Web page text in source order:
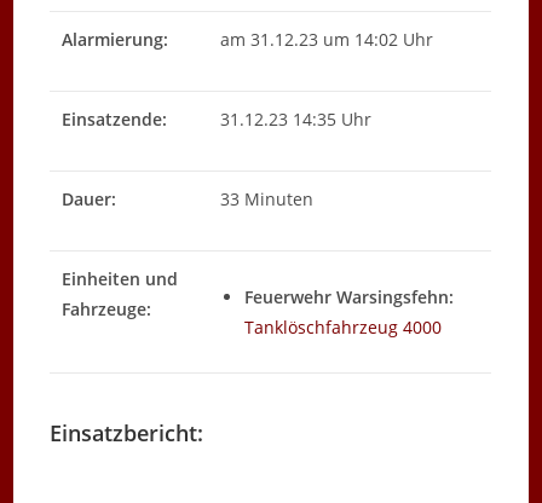
Alarmierung: am 31.12.23 um 14:02 Uhr
Einsatzende: 31.12.23 14:35 Uhr
Dauer: 33 Minuten
Einheiten und
Fahrzeuge:
Feuerwehr Warsingsfehn:
Tanklöschfahrzeug 4000
Einsatzbericht: